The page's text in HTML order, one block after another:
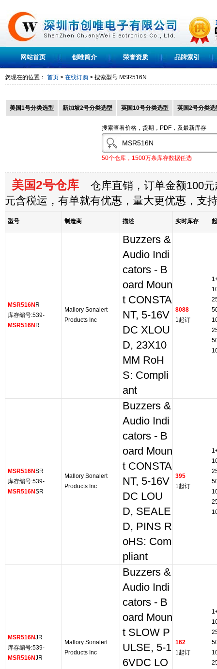
网站首页 创唯简介 荣誉资质 品牌索引
您现在的位置： 首页 > 在线订购 > 搜索型号 MSR516N
美国1号分类选型 新加坡2号分类选型 英国10号分类选型 英国2号分类选
搜索查看价格，货期，PDF，及最新库存
50个仓库，1500万条库存数据任选
美国2号仓库 仓库直销，订单金额100元
元含税运，有单就有优惠，量大更优惠，支
型号 制造商 描述 实时库存
MSR516N R
库存编号:539-
MSR516N R
Mallory Sonalert
Products Inc
Buzzers &
Audio Indi
cators - B
oard Moun
t CONSTA
NT, 5-16V
DC XLOU
D, 23X10
MM RoH
S: Compli
ant
8088
1起订
MSR516NSR
库存编号:539-
MSR516NSR
Mallory Sonalert
Products Inc
Buzzers &
Audio Indi
cators - B
oard Moun
t CONSTA
NT, 5-16V
DC LOU
D, SEALE
D, PINS R
oHS: Com
pliant
395
1起订
MSR516NJR
库存编号:539-
MSR516NJR
Mallory Sonalert
Products Inc
Buzzers &
Audio Indi
cators - B
oard Moun
t SLOW P
ULSE, 5-1
6VDC LO
162
1起订